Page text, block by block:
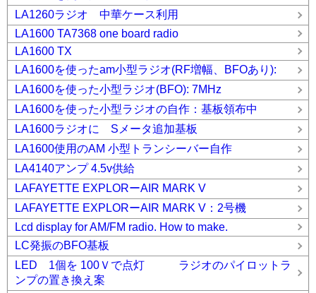
LA1260ラジオ 中華ケース利用
LA1600 TA7368 one board radio
LA1600 TX
LA1600を使ったam小型ラジオ(RF増幅、BFOあり):
LA1600を使った小型ラジオ(BFO): 7MHz
LA1600を使った小型ラジオの自作：基板領布中
LA1600ラジオに Sメータ追加基板
LA1600使用のAM 小型トランシーバー自作
LA4140アンプ 4.5v供給
LAFAYETTE EXPLORーAIR MARK V
LAFAYETTE EXPLORーAIR MARK V：2号機
Lcd display for AM/FM radio. How to make.
LC発振のBFO基板
LED 1個を 100Ｖで点灯 ラジオのパイロットラ
ンプの置き換え案